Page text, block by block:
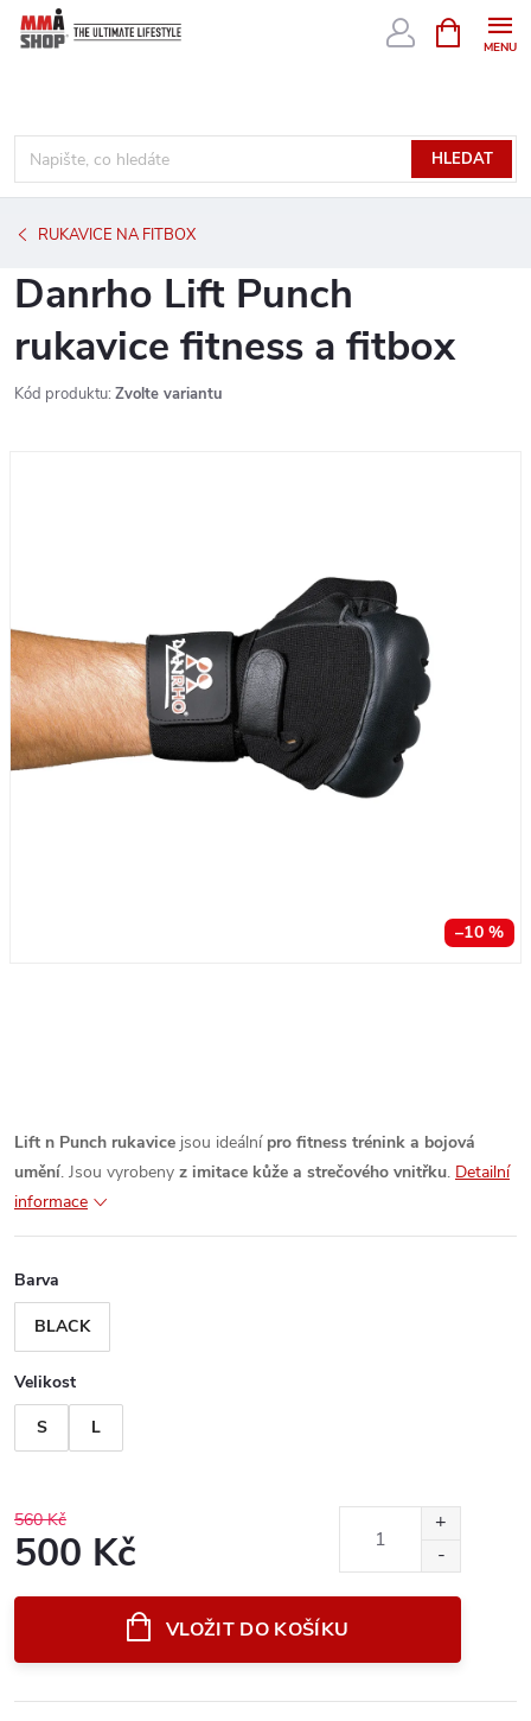
Přejít
HLEDAT
NÁKUPNÍ
KOŠÍK
RUKAVICE NA FITBOX
Danrho Lift Punch
rukavice fitness a fitbox
Kód produktu: Zvolte variantu
–10 %
Lift n Punch rukavice jsou ideální pro fitness trénink a bojová
umění. Jsou vyrobeny z imitace kůže a strečového vnitřku. Detailní
informace
Barva
BLACK
Velikost
S
L
560 Kč
500 Kč
VLOŽIT DO KOŠÍKU